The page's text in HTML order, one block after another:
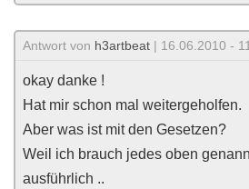
Antwort von h3artbeat | 16.06.2010 -
okay danke !
Hat mir schon mal weitergeholfen.
Aber was ist mit den Gesetzen?
Weil ich brauch jedes oben
ausführlich ..